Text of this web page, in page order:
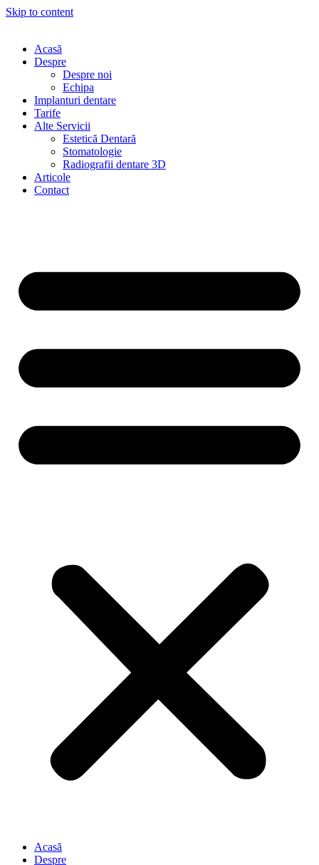
Skip to content
Acasă
Despre
Despre noi
Echipa
Implanturi dentare
Tarife
Alte Servicii
Estetică Dentară
Stomatologie
Radiografii dentare 3D
Articole
Contact
Acasă
Despre